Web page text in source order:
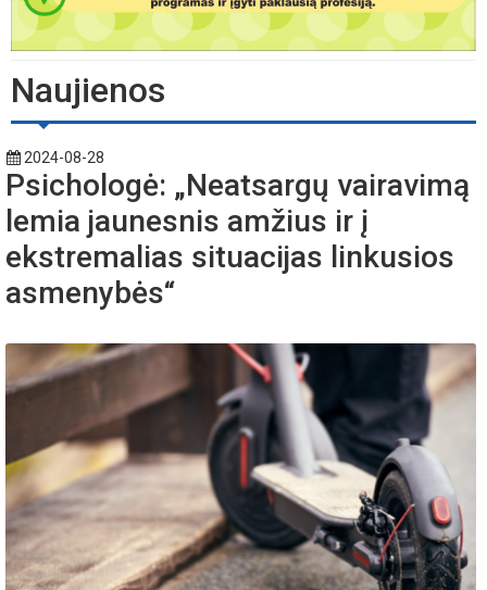
Naujienos
2024-08-28
Psichologė: „Neatsargų vairavimą
lemia jaunesnis amžius ir į
ekstremalias situacijas linkusios
asmenybės“